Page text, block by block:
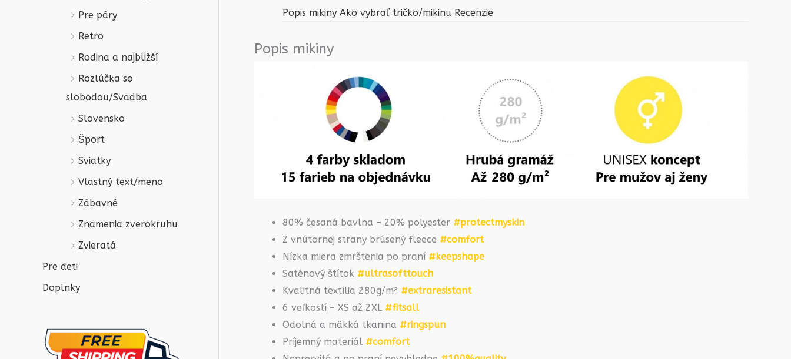
Pre páry
Retro
Rodina a najbližší
Rozlúčka so
slobodou/Svadba
Slovensko
Šport
Sviatky
Vlastný text/meno
Zábavné
Znamenia zverokruhu
Zvieratá
Pre deti
Doplnky
Popis mikiny Ako vybrať tričko/mikinu Recenzie
Popis mikiny
80% česaná bavlna – 20% polyester #protectmyskin
Z vnútornej strany brúsený fleece #comfort
Nízka miera zmrštenia po praní #keepshape
Saténový štítok #ultrasofttouch
Kvalitná textília 280g/m² #extraresistant
6 veľkostí – XS až 2XL #fitsall
Odolná a mäkká tkanina #ringspun
Príjemný materiál #comfort